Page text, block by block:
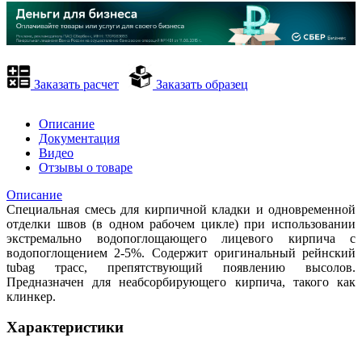
Заказать расчет Заказать образец
Описание
Документация
Видео
Отзывы о товаре
Описание
Специальная смесь для кирпичной кладки и одновременной
отделки швов (в одном рабочем цикле) при использовании
экстремально водопоглощающего лицевого кирпича с
водопоглощением 2-5%. Содержит оригинальный рейнский
tubag трасс, препятствующий появлению высолов.
Предназначен для неабсорбирующего кирпича, такого как
клинкер.
Характеристики